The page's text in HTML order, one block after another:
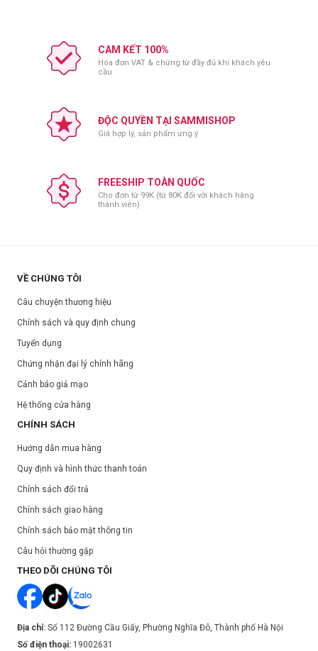
Dặm lại khi cần thiết để giữ lớp trang điểm lâu dài.
Để nơi khô ráo, thoáng mát.
Tránh ánh nắng trực tiếp.
Thông số sản phẩm:
Thương hiệu:
Missha
Xuất xứ:
Ngày sản xuất:
CAM KẾT 100%
Hóa đơn VAT & chứng từ đầy đủ khi khách yêu
cầu
ĐỘC QUYỀN TẠI SAMMISHOP
Giá hợp lý, sản phẩm ưng ý
FREESHIP TOÀN QUỐC
Cho đơn từ 99K (từ 80K đối với khách hàng
thành viên)
VỀ CHÚNG TÔI
Câu chuyện thương hiệu
Chính sách và quy định chung
Tuyển dụng
Chứng nhận đại lý chính hãng
Cảnh báo giả mạo
Hệ thống cửa hàng
CHÍNH SÁCH
Hướng dẫn mua hàng
Quy định và hình thức thanh toán
Chính sách đổi trả
Chính sách giao hàng
Chính sách bảo mật thông tin
Câu hỏi thường gặp
THEO DÕI CHÚNG TÔI
Địa chỉ: Số 112 Đường Cầu Giấy, Phường Nghĩa Đô, Thành phố Hà Nội
Số điện thoại: 19002631